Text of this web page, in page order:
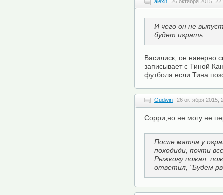
alex8 26 октября 2015,
И чего он не
будет играть...
Василиск, он наверно
записывает с Тиной
футбола если Тина
Gudwin 26 октября 2015,
Сорри,но не могу не
После матча у
походиди, почти
Рыжкову пожал,
ответил, "Будем